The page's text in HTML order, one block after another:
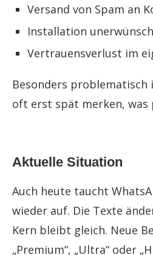
Versand von Spam an
Installation
Vertrauensverlust im
Besonders problematisch
oft erst spät merken, was
Aktuelle Situation
Auch heute taucht
wieder auf. Die Texte
Kern bleibt gleich. Neue
„Premium“, „Ultra“ oder